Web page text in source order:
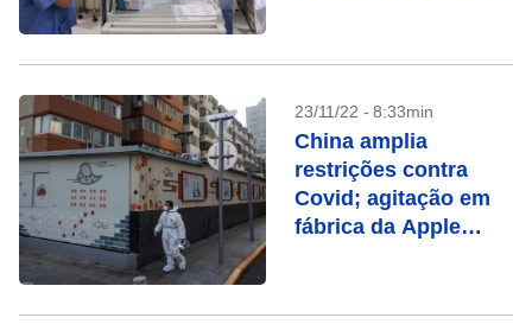
23/11/22 - 8:33min
China amplia
restrições contra
Covid; agitação em
fábrica da Apple
economia